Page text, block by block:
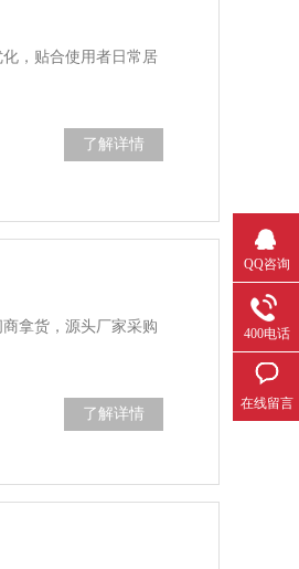
，贴合使用者日常居
了解详情
拿货，源头厂家采购
了解详情
QQ咨询
400电话
在线留言